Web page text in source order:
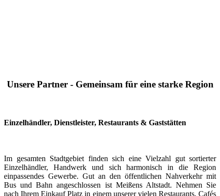
Unsere Partner - Gemeinsam für eine starke Region
Einzelhändler, Dienstleister, Restaurants & Gaststätten
Im gesamten Stadtgebiet finden sich eine Vielzahl gut sortierter
Einzelhändler, Handwerk und sich harmonisch in die Region
einpassendes Gewerbe. Gut an den öffentlichen Nahverkehr mit
Bus und Bahn angeschlossen ist Meißens Altstadt. Nehmen Sie
nach Ihrem Einkauf Platz in einem unserer vielen Restaurants, Cafés